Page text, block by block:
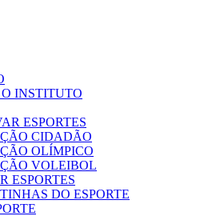
O INSTITUTO
ESPORTES
CIDADÃO
OLÍMPICO
VOLEIBOL
ESPORTES
DO ESPORTE